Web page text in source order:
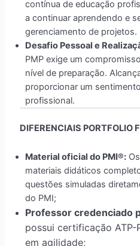
contínua de educação
a continuar aprendendo e
gerenciamento de projetos.
Desafio Pessoal e
PMP exige um
nível de preparação.
proporcionar um
profissional.
DIFERENCIAIS PORTFOLIO
Material oficial do PMI®:
materiais didáticos
questões simuladas
do PMI;
Professor credenciado
possui certificação ATP-
em agilidade;